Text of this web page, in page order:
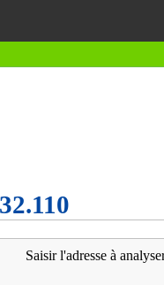
Saisir l'adresse à